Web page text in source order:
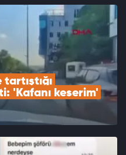
'Kafanı keserim'